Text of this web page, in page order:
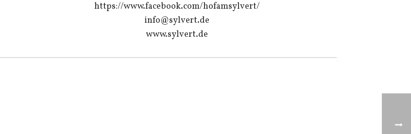
https://www.facebook.com/hofamsylvert/
info@sylvert.de
www.sylvert.de